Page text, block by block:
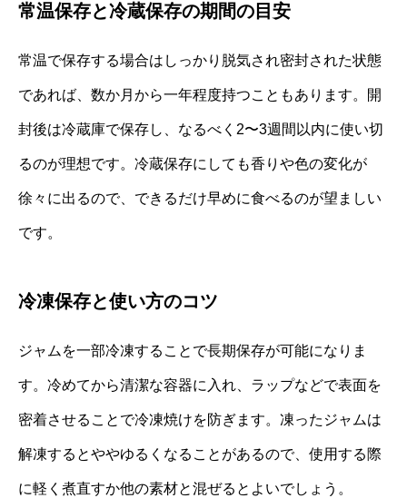
常温保存と冷蔵保存の期間の目安
常温で保存する場合はしっかり脱気され密封された状態
であれば、数か月から一年程度持つこともあります。開
封後は冷蔵庫で保存し、なるべく2〜3週間以内に使い切
るのが理想です。冷蔵保存にしても香りや色の変化が
徐々に出るので、できるだけ早めに食べるのが望ましい
です。
冷凍保存と使い方のコツ
ジャムを一部冷凍することで長期保存が可能になりま
す。冷めてから清潔な容器に入れ、ラップなどで表面を
密着させることで冷凍焼けを防ぎます。凍ったジャムは
解凍するとややゆるくなることがあるので、使用する際
に軽く煮直すか他の素材と混ぜるとよいでしょう。